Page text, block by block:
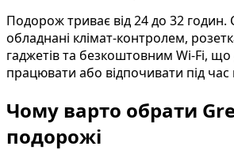
Подорож триває від 24 до 32 годин.
обладнані клімат-контролем,
гаджетів та безкоштовним Wi-Fi, що
працювати або відпочивати під час
Чому варто обрати
подорожі